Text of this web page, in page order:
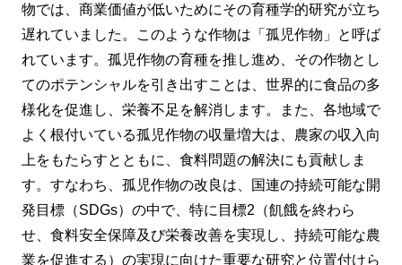
物では、商業価値が低いためにその育種学的研究が立ち
遅れていました。このような作物は「孤児作物」と呼ば
れています。孤児作物の育種を推し進め、その作物とし
てのポテンシャルを引き出すことは、世界的に食品の多
様化を促進し、栄養不足を解消します。また、各地域で
よく根付いている孤児作物の収量増大は、農家の収入向
上をもたらすとともに、食料問題の解決にも貢献しま
す。すなわち、孤児作物の改良は、国連の持続可能な開
発目標（SDGs）の中で、特に目標2（飢餓を終わら
せ、食料安全保障及び栄養改善を実現し、持続可能な農
業を促進する）の実現に向けた重要な研究と位置付けら